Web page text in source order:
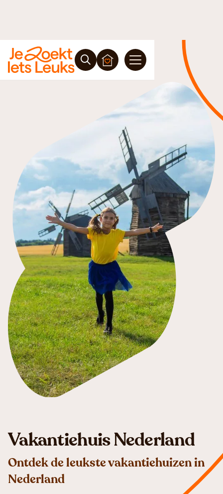
Vakantiehuis Nederland
Ontdek de leukste vakantiehuizen in
Nederland